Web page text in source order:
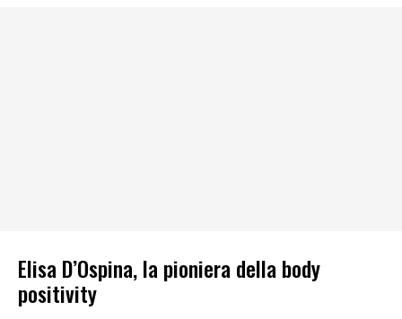
Elisa D’Ospina, la pioniera della body
positivity